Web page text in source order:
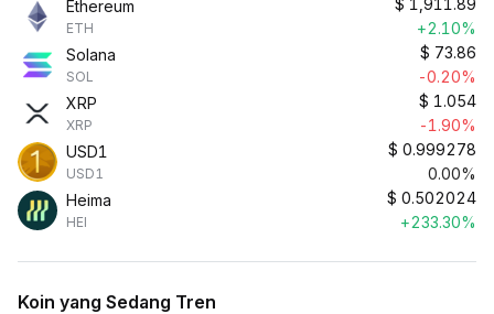
Ethereum
ETH
$ 1,911.89
+2.10%
Solana
SOL
$ 73.86
-0.20%
XRP
XRP
$ 1.054
-1.90%
USD1
USD1
$ 0.999278
0.00%
Heima
HEI
$ 0.502024
+233.30%
Koin yang Sedang Tren